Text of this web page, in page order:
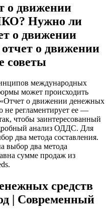
о движении
Нужно ли
о движении
о движении
советы
международных
может происходить
о движении денежных
регламентирует ее —
чтобы заинтересованный
анализ ОДДС. Для
два метода составления.
выбор два метода
сумме продаж из
средств
| Современный